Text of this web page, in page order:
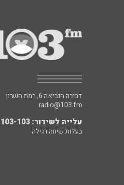
דבורה הנביאה 6, רמת השרון
radio@103.fm
עלייה לשידור: 0552-103-103
בעלות שיחה רגילה